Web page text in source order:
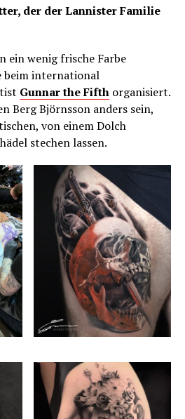
der der Lannister Familie
ein wenig frische Farbe
beim international
Gunnar the Fifth organisiert.
Berg Björnsson anders sein,
von einem Dolch
stechen lassen.